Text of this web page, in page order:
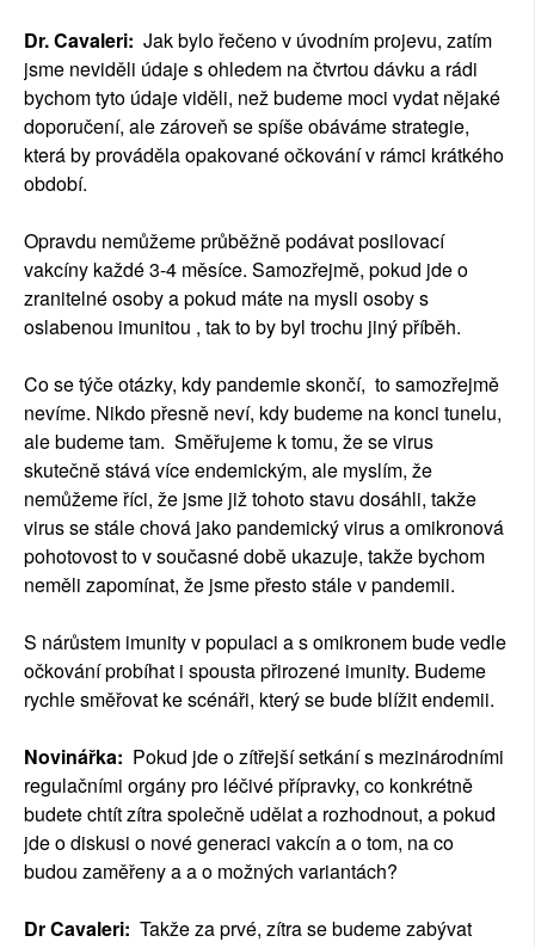
Dr. Cavaleri: Jak bylo řečeno v úvodním projevu, zatím
jsme neviděli údaje s ohledem na čtvrtou dávku a rádi
bychom tyto údaje viděli, než budeme moci vydat nějaké
doporučení, ale zároveň se spíše obáváme strategie,
která by prováděla opakované očkování v rámci krátkého
období.
Opravdu nemůžeme průběžně podávat posilovací
vakcíny každé 3-4 měsíce. Samozřejmě, pokud jde o
zranitelné osoby a pokud máte na mysli osoby s
oslabenou imunitou , tak to by byl trochu jiný příběh.
Co se týče otázky, kdy pandemie skončí, to samozřejmě
nevíme. Nikdo přesně neví, kdy budeme na konci tunelu,
ale budeme tam. Směřujeme k tomu, že se virus
skutečně stává více endemickým, ale myslím, že
nemůžeme říci, že jsme již tohoto stavu dosáhli, takže
virus se stále chová jako pandemický virus a omikronová
pohotovost to v současné době ukazuje, takže bychom
neměli zapomínat, že jsme přesto stále v pandemii.
S nárůstem imunity v populaci a s omikronem bude vedle
očkování probíhat i spousta přirozené imunity. Budeme
rychle směřovat ke scénáři, který se bude blížit endemii.
Novinářka: Pokud jde o zítřejší setkání s mezinárodními
regulačními orgány pro léčivé přípravky, co konkrétně
budete chtít zítra společně udělat a rozhodnout, a pokud
jde o diskusi o nové generaci vakcín a o tom, na co
budou zaměřeny a a o možných variantách?
Dr Cavaleri: Takže za prvé, zítra se budeme zabývat